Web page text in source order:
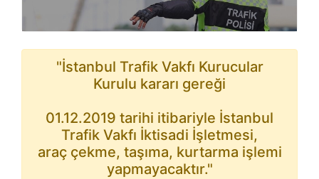
"İstanbul Trafik Vakfı Kurucular
Kurulu kararı gereği
01.12.2019 tarihi itibariyle İstanbul
Trafik Vakfı İktisadi İşletmesi,
araç çekme, taşıma, kurtarma işlemi
yapmayacaktır."